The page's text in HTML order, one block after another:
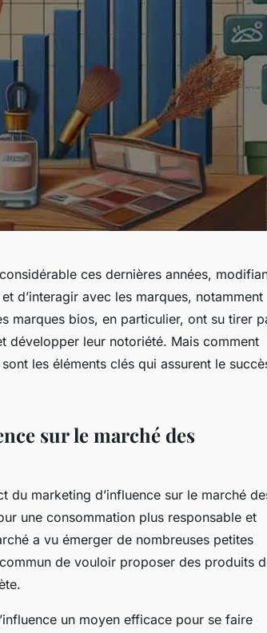
ces dernières années,
d’interagir avec les marques, notamment
marques bios, en particulier, ont su tirer
développer leur notoriété. Mais comment
les éléments clés qui assurent le
sur le marché des
du marketing d’influence sur le marché
une consommation plus responsable et
a vu émerger de nombreuses petites
de vouloir proposer des produits
un moyen efficace pour se faire